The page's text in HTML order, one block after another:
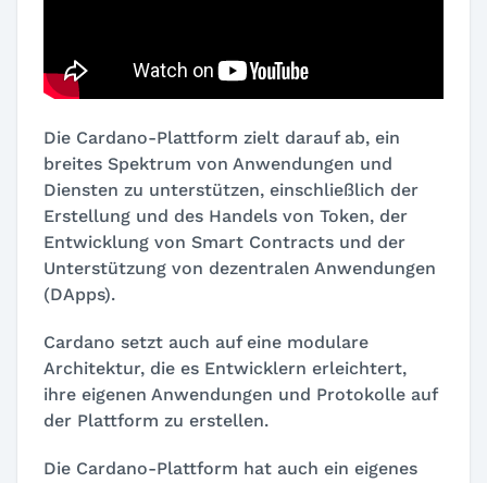
Die Cardano-Plattform zielt darauf ab, ein
breites Spektrum von Anwendungen und
Diensten zu unterstützen, einschließlich der
Erstellung und des Handels von Token, der
Entwicklung von Smart Contracts und der
Unterstützung von dezentralen Anwendungen
(DApps).
Cardano setzt auch auf eine modulare
Architektur, die es Entwicklern erleichtert,
ihre eigenen Anwendungen und Protokolle auf
der Plattform zu erstellen.
Die Cardano-Plattform hat auch ein eigenes